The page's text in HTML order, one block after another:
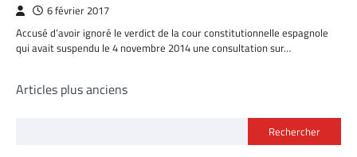
6 février 2017
Accusé d’avoir ignoré le verdict de la cour constitutionnelle espagnole
qui avait suspendu le 4 novembre 2014 une consultation sur…
Navigation
Articles plus anciens
Rechercher